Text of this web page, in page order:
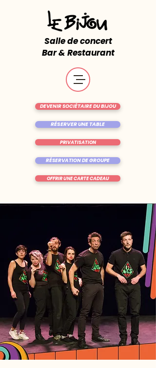
Salle de concert
Bar & Restaurant
RÉSERVER UNE TABLE
OFFRIR UNE CARTE CADEAU
DEVENIR SOCIÉTAIRE DU BIJOU
RÉSERVATION DE GROUPE
PRIVATISATION